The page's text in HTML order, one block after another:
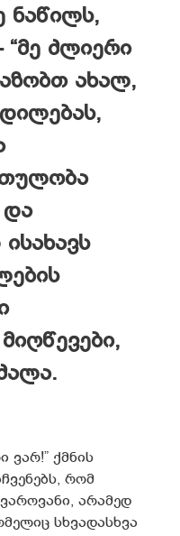
ნაწილს,
“მე ძლიერი
ახალ,
და
ვარ!” ქმნის
რომ
არამედ
სხვადასხვა